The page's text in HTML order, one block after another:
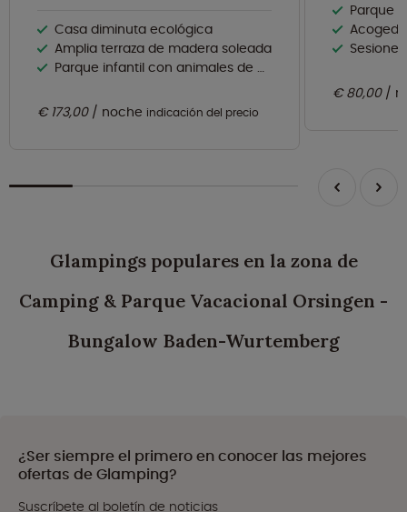
Casa diminuta ecológica
Amplia terraza de madera soleada
Parque infantil con animales de granja
€ 173,00 noche indicación del precio
Parque
€ 80,00
Glampings populares en la zona de
Camping & Parque Vacacional Orsingen -
Bungalow Baden-Wurtemberg
¿Ser siempre el primero en conocer las mejores
ofertas de Glamping?
Suscríbete al boletín de noticias